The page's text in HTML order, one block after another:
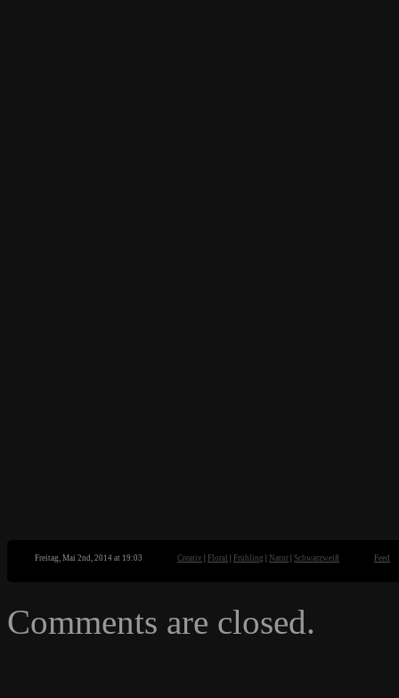
Freitag, Mai 2nd, 2014 at 19:03 Creativ |Floral |Frühling |Natur |Schwarzweiß Feed
Comments are closed.